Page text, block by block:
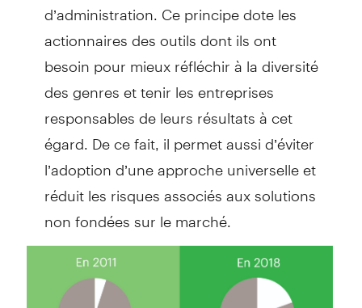
d’administration. Ce principe dote les
actionnaires des outils dont ils ont
besoin pour mieux réfléchir à la diversité
des genres et tenir les entreprises
responsables de leurs résultats à cet
égard. De ce fait, il permet aussi d’éviter
l’adoption d’une approche universelle et
réduit les risques associés aux solutions
non fondées sur le marché.